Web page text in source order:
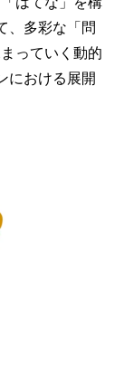
、多彩な「問
っていく動的
における展開